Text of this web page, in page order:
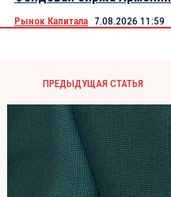
Рынок Капитала 7.08.2026 11:59
ПРЕДЫДУЩАЯ СТАТЬЯ